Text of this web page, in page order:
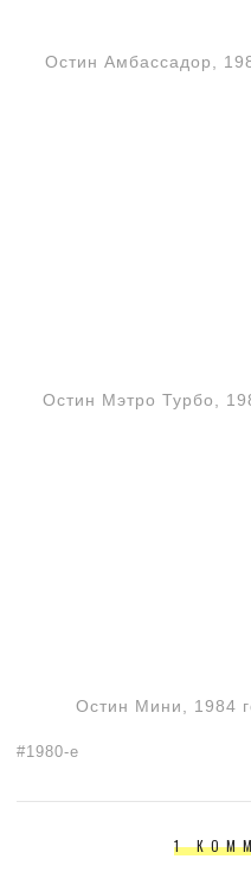
Остин Амбассадор,
Остин Мэтро Турбо,
Остин Мини, 1984
1980-е
1